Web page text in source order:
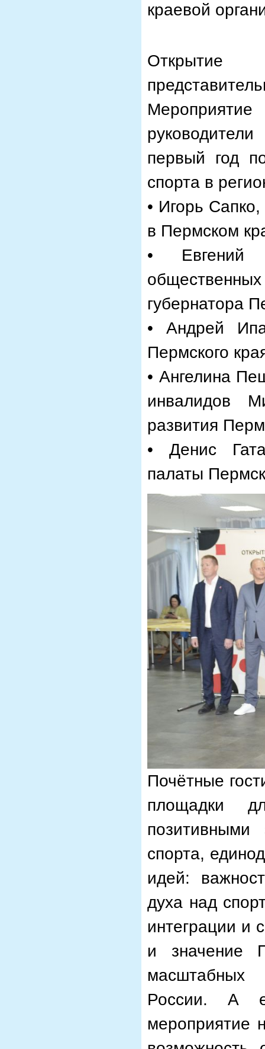
краевой
первый год
спорта в
• Игорь
в Пермском
• Евгений
губернатора
• Андрей
Пермского
• Ангелина
инвалидов
развития
• Денис
палаты
Почётные
площадки
спорта,
идей:
духа над
интеграции и
и значение
масштабных
России. А
мероприятие